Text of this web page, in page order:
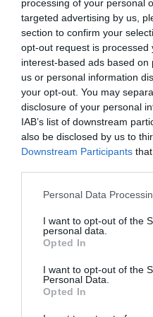
processing of your personal
targeted advertising by us,
section to confirm your
opt-out request is processed
interest-based ads based
us or personal information
your opt-out. You may
disclosure of your personal
IAB’s list of downstream
also be disclosed by us to
Downstream Participants
Please note that this
not limited to your visit or
grant or deny consent to
use your data for below
consent section.
Personal Data
I want to opt-out of the
personal data.
Opted In
I want to opt-out of the
Personal Data.
Opted In
Candure Guinzaglio per Cani,
Elastico Nylon Riflettente
Resistente Guinzaglio Cane
con Morbida Imbottita
Impugnatura, 5ft Guinzaglio
Addestramento per Cani
Taglia Grande,Media e Piccola
(Nero)
Prodotti per animali domestici |
35,18€
SHELANDY - Braccio per
Grande e Piccola, 88,9 cm in
Altezza Regolabile, Due
Supporti per Cani